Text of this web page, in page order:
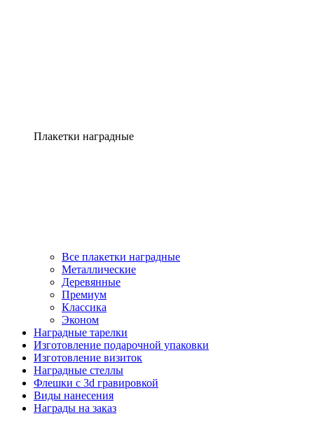
Плакетки наградные
Все плакетки наградные
Металлические
Деревянные
Премиум
Классика
Эконом
Наградные тарелки
Изготовление подарочной упаковки
Изготовление визиток
Наградные стеллы
Флешки с 3d гравировкой
Виды нанесения
Награды на заказ